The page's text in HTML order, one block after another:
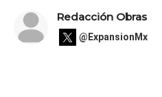
Redacción Obras
@ExpansionMx